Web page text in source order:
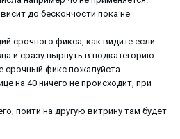
до бескончости пока не
срочного фикса, как видите если
и сразу нырнуть в подкатегорию
срочный фикс пожалуйста...
на 40 ничего не происходит, при
пойти на другую витрину там будет